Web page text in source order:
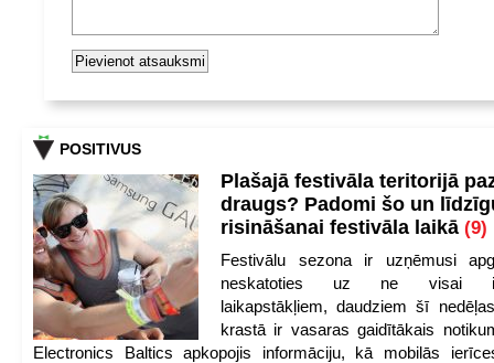
POSITIVUS
Plašajā festivāla teritorijā
draugs? Padomi šo un
risināšanai festivāla laikā (9)
Festivālu sezona ir uzņēmusi
neskatoties uz ne visai
laikapstākļiem, daudziem šī
krastā ir vasaras gaidītākais
Electronics Baltics apkopojis informāciju, kā mobilās